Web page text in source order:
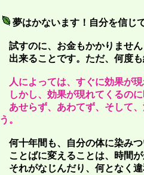
夢はかないます！自分を信じ
試すのに、お金もかかりませ
出来ることです。ただ、何度
人によっては、すぐに効果が
しかし、効果が現れてくるの
あせらず、あわてず、そして
う。
何十年間も、自分の体に染み
ことばに変えることは、時間
それがなじんだり、何となく